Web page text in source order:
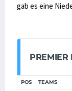
gab es eine
PREMIER
POS TEAMS